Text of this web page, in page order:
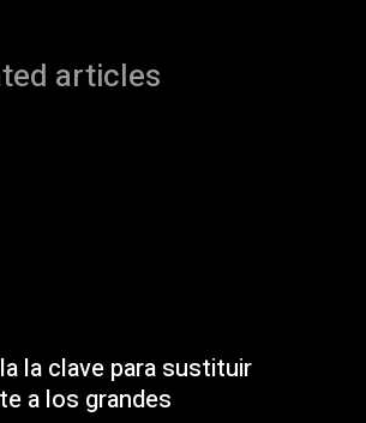
articles
la clave para sustituir
a los grandes